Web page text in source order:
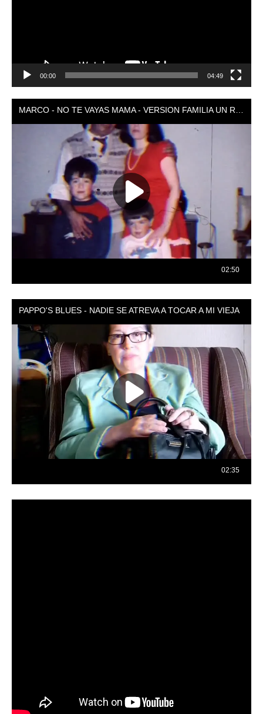
00:00 04:49